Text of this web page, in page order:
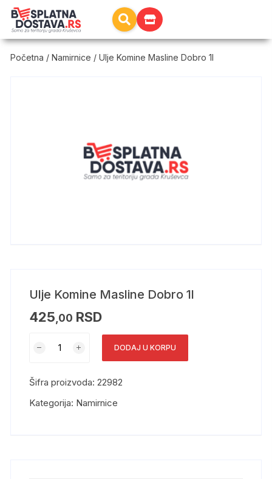
Početna /Namirnice / Ulje Komine Masline Dobro 1l
Ulje Komine Masline Dobro 1l
425 ,00 RSD
DODAJ U KORPU
Šifra proizvoda:22982
Kategorija: Namirnice